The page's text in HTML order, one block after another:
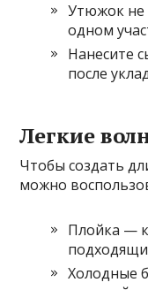
Утюжок не
одном
Нанесите
после
Легкие
Чтобы создать
можно
Плойка —
Холодные